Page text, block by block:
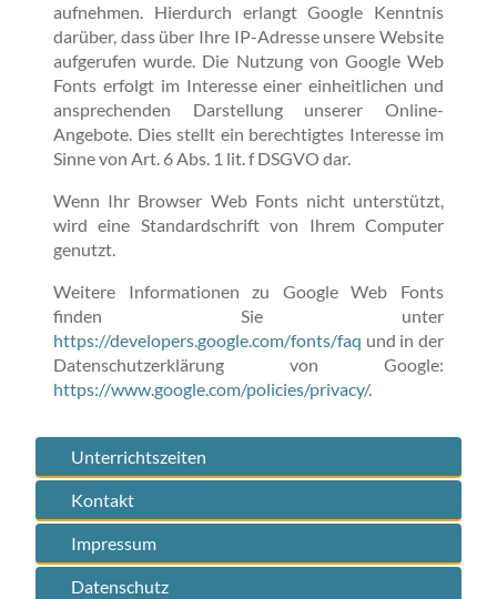
aufnehmen. Hierdurch erlangt Google Kenntnis
darüber, dass über Ihre IP-Adresse unsere Website
aufgerufen wurde. Die Nutzung von Google Web
Fonts erfolgt im Interesse einer einheitlichen und
ansprechenden Darstellung unserer Online-
Angebote. Dies stellt ein berechtigtes Interesse im
Sinne von Art. 6 Abs. 1 lit. f DSGVO dar.
Wenn Ihr Browser Web Fonts nicht unterstützt,
wird eine Standardschrift von Ihrem Computer
genutzt.
Weitere Informationen zu Google Web Fonts
finden Sie unter
https://developers.google.com/fonts/faq und in der
Datenschutzerklärung von Google:
https://www.google.com/policies/privacy/.
Unterrichtszeiten
Kontakt
Impressum
Datenschutz